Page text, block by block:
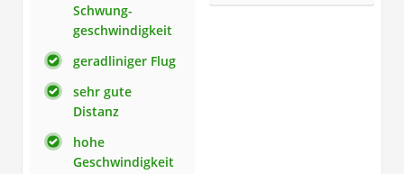
Schwung-
geschwindigkeit
geradliniger Flug
sehr gute
Distanz
hohe
Geschwindigkeit